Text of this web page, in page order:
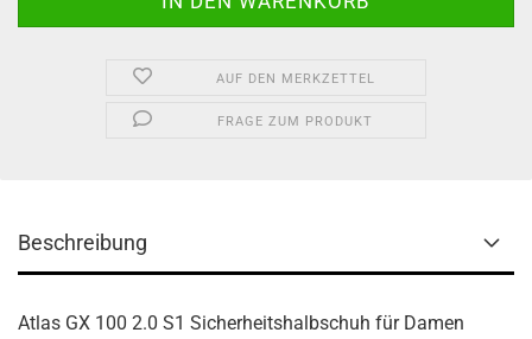
AUF DEN MERKZETTEL
FRAGE ZUM PRODUKT
Beschreibung
Atlas GX 100 2.0 S1 Sicherheitshalbschuh für Damen